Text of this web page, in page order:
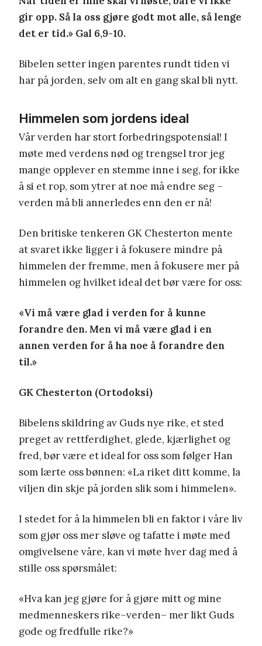
gir opp. Så la oss gjøre godt mot alle, så lenge
det er tid.» Gal 6,9-10.
Bibelen setter ingen parentes rundt tiden vi
har på jorden, selv om alt en gang skal bli nytt.
Himmelen som jordens ideal
Vår verden har stort forbedringspotensial! I
møte med verdens nød og trengsel tror jeg
mange opplever en stemme inne i seg, for ikke
å si et rop, som ytrer at noe må endre seg –
verden må bli annerledes enn den er nå!
Den britiske tenkeren GK Chesterton mente
at svaret ikke ligger i å fokusere mindre på
himmelen der fremme, men å fokusere mer på
himmelen og hvilket ideal det bør være for oss:
«Vi må være glad i verden for å kunne
forandre den. Men vi må være glad i en
annen verden for å ha noe å forandre den
til.»
GK Chesterton (Ortodoksi)
Bibelens skildring av Guds nye rike, et sted
preget av rettferdighet, glede, kjærlighet og
fred, bør være et ideal for oss som følger Han
som lærte oss bønnen: «La riket ditt komme, la
viljen din skje på jorden slik som i himmelen».
I stedet for å la himmelen bli en faktor i våre liv
som gjør oss mer sløve og tafatte i møte med
omgivelsene våre, kan vi møte hver dag med å
stille oss spørsmålet:
«Hva kan jeg gjøre for å gjøre mitt og mine
medmenneskers rike–verden– mer likt Guds
gode og fredfulle rike?»